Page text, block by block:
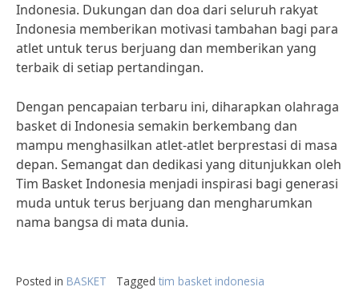
Indonesia. Dukungan dan doa dari seluruh rakyat
Indonesia memberikan motivasi tambahan bagi para
atlet untuk terus berjuang dan memberikan yang
terbaik di setiap pertandingan.
Dengan pencapaian terbaru ini, diharapkan olahraga
basket di Indonesia semakin berkembang dan
mampu menghasilkan atlet-atlet berprestasi di masa
depan. Semangat dan dedikasi yang ditunjukkan oleh
Tim Basket Indonesia menjadi inspirasi bagi generasi
muda untuk terus berjuang dan mengharumkan
nama bangsa di mata dunia.
Posted in BASKET Tagged tim basket indonesia